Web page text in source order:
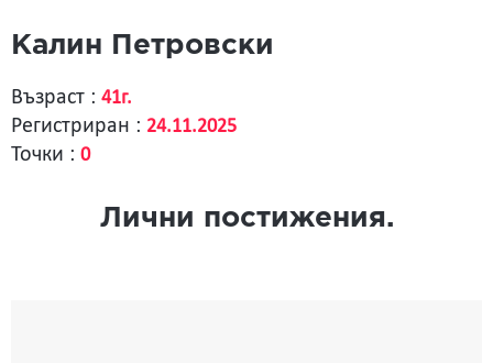
Калин Петровски
Възраст : 41г.
Регистриран : 24.11.2025
Точки : 0
Лични постижения.